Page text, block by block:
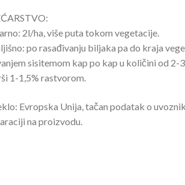
2l/ha, više puta tokom vegetacije.
po rasađivanju biljaka pa do kraja
sisitemom kap po kap u količini od 2-
1-1,5% rastvorom.
Evropska Unija, tačan podatak o
na proizvodu.